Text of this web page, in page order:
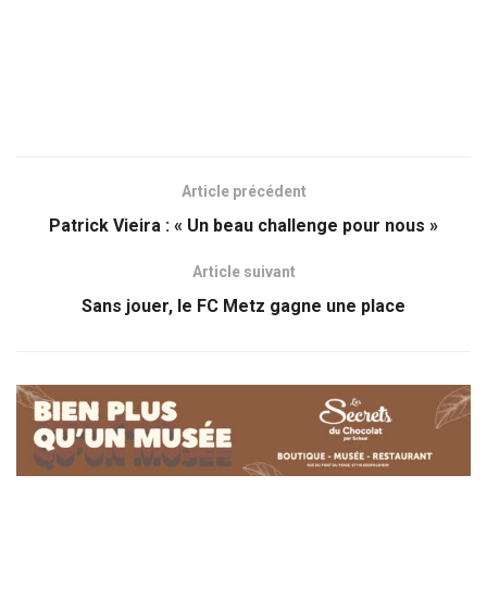
Article précédent
Patrick Vieira : « Un beau challenge pour nous »
Article suivant
Sans jouer, le FC Metz gagne une place